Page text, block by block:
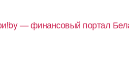
— финансовый портал